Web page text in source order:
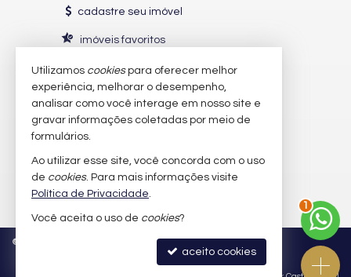
cadastre seu imóvel
imóveis favoritos
mapa de imóveis
INDICADORESFINANCEIROS
CUB /
Dólar Comercial
Euro
© Política de Privacidade
2
Utilizamos cookiespara oferecer melhor
experiência, melhorar o desempenho,
analisar como você interage em nosso site e
gravar informações coletadas por meio de
formulários.
Ao utilizar esse site, você concorda com o uso
de cookies. Para mais informações visite
Política de Privacidade.
Você aceita o uso de cookies?
aceito cookies